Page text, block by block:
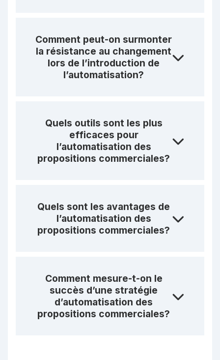
Comment peut-on surmonter
la résistance au changement
lors de l’introduction de
l’automatisation?
Quels outils sont les plus
efficaces pour
l’automatisation des
propositions commerciales?
Quels sont les avantages de
l’automatisation des
propositions commerciales?
Comment mesure-t-on le
succès d’une stratégie
d’automatisation des
propositions commerciales?